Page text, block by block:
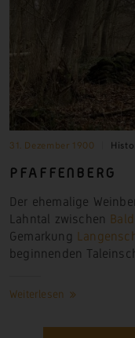
31. Dezember 1900
PFAFFENBERG
Der ehemalige
Lahntal zwischen
Gemarkung
beginnenden
Weiterlesen